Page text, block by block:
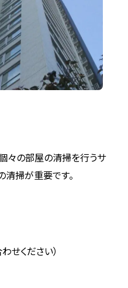
々の部屋の清掃を行うサ
清掃が重要です。
せください）